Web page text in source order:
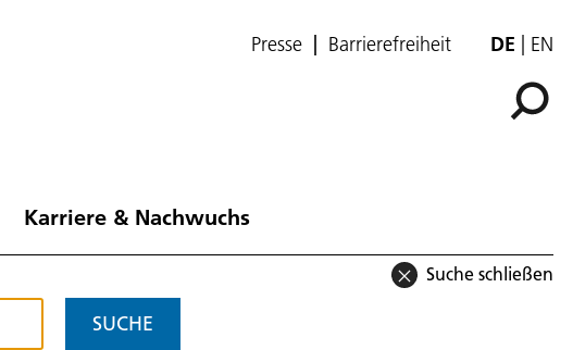
Presse Barrierefreiheit DE EN
Karriere & Nachwuchs
Suche schließen
SUCHE